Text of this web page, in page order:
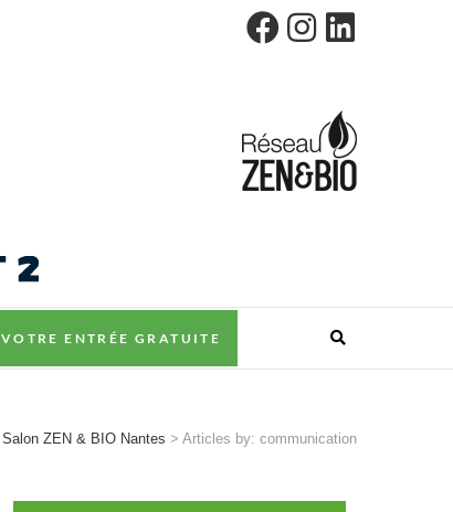
VOTRE ENTRÉE GRATUITE
Salon ZEN & BIO Nantes > Articles by: communication